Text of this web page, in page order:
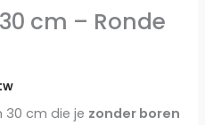
cm – Ronde
30 cm die je zonder boren